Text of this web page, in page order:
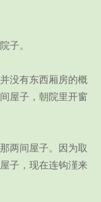
子。
没有东西厢房的概
屋子，朝院里开窗
两间屋子。因为取
子，现在连钩漌来